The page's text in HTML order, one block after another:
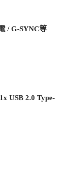
/ G-SYNC等
USB 2.0 Type-